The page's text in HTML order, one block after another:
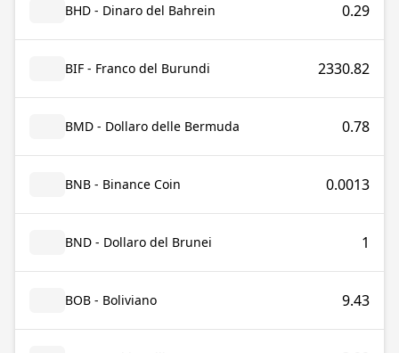
BHD - Dinaro del Bahrein 0.29
BIF - Franco del Burundi 2330.82
BMD - Dollaro delle Bermuda 0.78
BNB - Binance Coin 0.0013
BND - Dollaro del Brunei 1
BOB - Boliviano 9.43